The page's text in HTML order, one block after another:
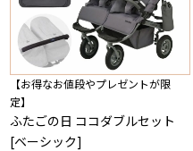
【お得なお値段やプレゼントが限
定】
ふたごの日 ココダブルセット
[ベーシック]